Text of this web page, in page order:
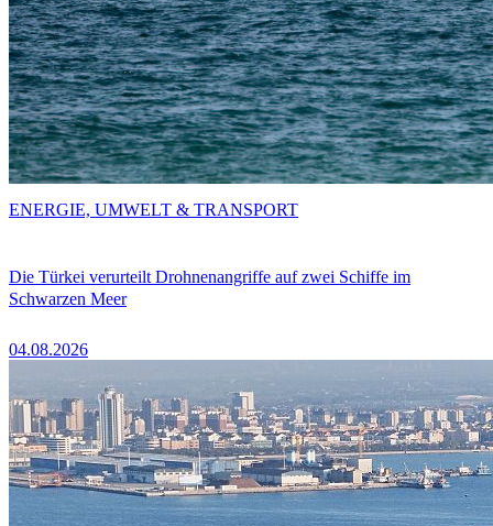
Die Türkei verurteilt Drohnenangriffe auf zwei Schiffe im
Schwarzen Meer
04.08.2026
ENERGIE, UMWELT & TRANSPORT